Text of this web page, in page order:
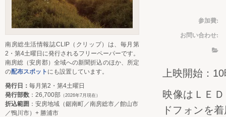
参加費:
お問い合わせ:
上映開始：
映像はＬＥ
ドフォンを
南房総生活情報誌CLIP（クリップ）は、毎月第
2・第4土曜日に発行されるフリーペーパーです。
南房総（安房郡）全域への新聞折込のほか、所定
の配布スポット にも設置しています。
発行日： 毎月第2・第4土曜日
発行部数 ：26,700部 （2026年7月現在）
折込範囲 ：安房地域（鋸南町／南房総市／館山市
／鴨川市）+ 勝浦市